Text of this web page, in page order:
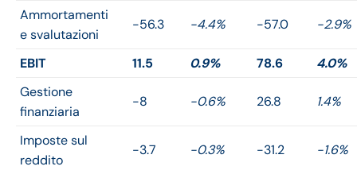
Ammortamenti
e svalutazioni
-56.3 -4.4% -57.0 -2.9%
EBIT 11.5 0.9% 78.6
4.0%
Gestione
finanziaria
-8 -0.6% 26.8 1.4%
Imposte sul
reddito
-3.7 -0.3% -31.2 -1.6%